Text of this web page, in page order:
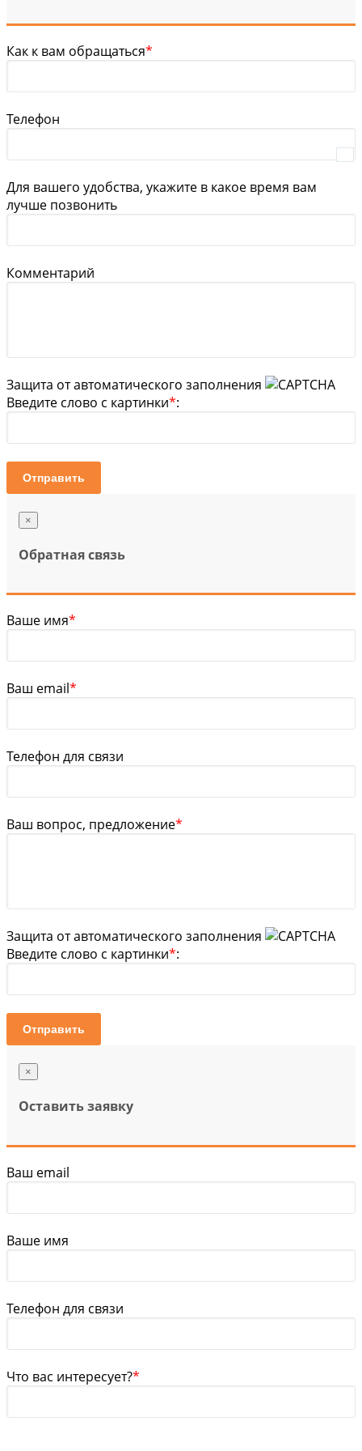
Как к вам обращаться*
Телефон
Для вашего удобства, укажите в какое время вам
лучше позвонить
Комментарий
Защита от автоматического заполнения
Введите слово с картинки*:
Отправить
×
Обратная связь
Ваше имя*
Ваш email*
Телефон для связи
Ваш вопрос, предложение*
Защита от автоматического заполнения
Введите слово с картинки*:
Отправить
×
Оставить заявку
Ваш email
Ваше имя
Телефон для связи
Что вас интересует?*